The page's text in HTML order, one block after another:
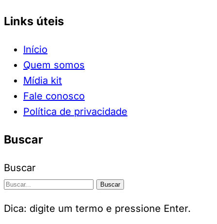
Links úteis
Início
Quem somos
Mídia kit
Fale conosco
Política de privacidade
Buscar
Buscar
Buscar
Dica: digite um termo e pressione Enter.